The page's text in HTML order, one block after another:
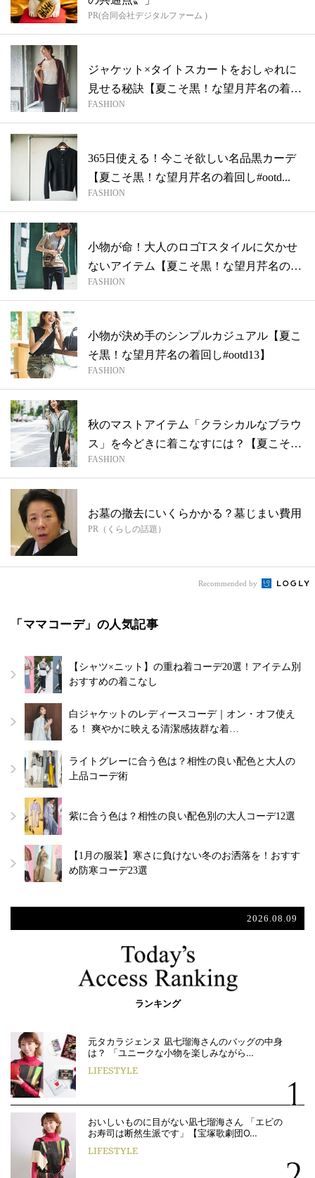
PR(合同会社デジタルファーム )
ジャケット×タイトスカートをおしゃれに
見せる秘訣【夏こそ黒！な望月芹名の着回
し#...
FASHION
365日使える！今こそ欲しい名品黒カーデ
【夏こそ黒！な望月芹名の着回し#ootd...
FASHION
小物が命！大人のロゴTスタイルに欠かせ
ないアイテム【夏こそ黒！な望月芹名の着
回し...
FASHION
小物が決め手のシンプルカジュアル【夏こ
そ黒！な望月芹名の着回し#ootd13】
FASHION
秋のマストアイテム「クラシカルなブラウ
ス」を今どきに着こなすには？【夏こそ
黒！な...
FASHION
お墓の撤去にいくらかかる？墓じまい費用
PR（くらしの話題）
Recommended by
「ママコーデ」の人気記事
【シャツ×ニット】の重ね着コーデ20選！アイテム別
おすすめの着こなし
白ジャケットのレディースコーデ｜オン・オフ使え
る！ 爽やかに映える清潔感抜群な着…
ライトグレーに合う色は？相性の良い配色と大人の
上品コーデ術
紫に合う色は？相性の良い配色別の大人コーデ12選
【1月の服装】寒さに負けない冬のお洒落を！おすす
め防寒コーデ23選
2026.08.09
ランキング
元タカラジェンヌ 凪七瑠海さんのバッグの中身
は？ 「ユニークな小物を楽しみながら…
LIFESTYLE
おいしいものに目がない凪七瑠海さん 「エビの
お寿司は断然生派です」【宝塚歌劇団O…
LIFESTYLE